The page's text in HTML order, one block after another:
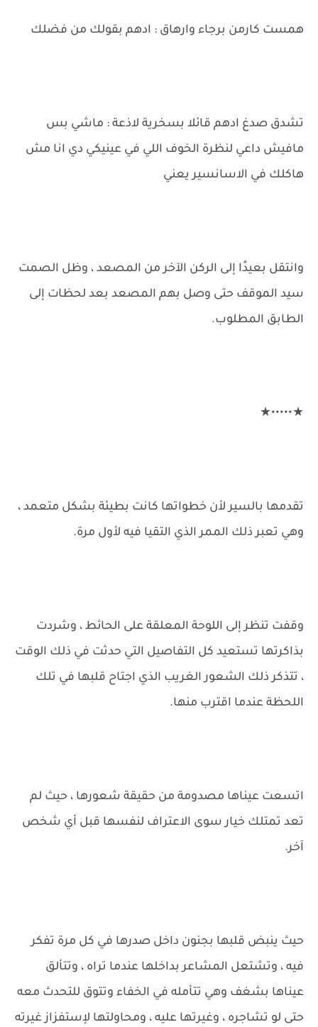
همست كارمن برجاء وارهاق : ادهم بقولك من فضلك
تشدق صدغ ادهم قائلا بسخرية لاذعة : ماشي بس
مافيش داعي لنظرة الخوف اللي في عينيكي دي انا مش
هاكلك في الاسانسير يعني
وانتقل بعيدًا إلى الركن الآخر من المصعد ، وظل الصمت
سيد الموقف حتى وصل بهم المصعد بعد لحظات إلى
الطابق المطلوب.
★•••••★
تقدمها بالسير لأن خطواتها كانت بطيئة بشكل متعمد ،
وهي تعبر ذلك الممر الذي التقيا فيه لأول مرة.
وقفت تنظر إلى اللوحة المعلقة على الحائط ، وشردت
بذاكرتها تستعيد كل التفاصيل التي حدثت في ذلك الوقت
، تتذكر ذلك الشعور الغريب الذي اجتاح قلبها في تلك
اللحظة عندما اقترب منها.
اتسعت عيناها مصدومة من حقيقة شعورها ، حيث لم
تعد تمتلك خيار سوى الاعتراف لنفسها قبل أي شخص
آخر.
حيث ينبض قلبها بجنون داخل صدرها في كل مرة تفكر
فيه ، وتشتعل المشاعر بداخلها عندما تراه ، وتتألق
عيناها بشغف وهي تتأمله في الخفاء وتتوق للتحدث معه
حتى لو تشاجره ، وغيرتها عليه ، ومحاولتها لإستفزاز غيرته